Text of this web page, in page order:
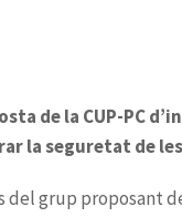
de la CUP-PC
la seguretat de